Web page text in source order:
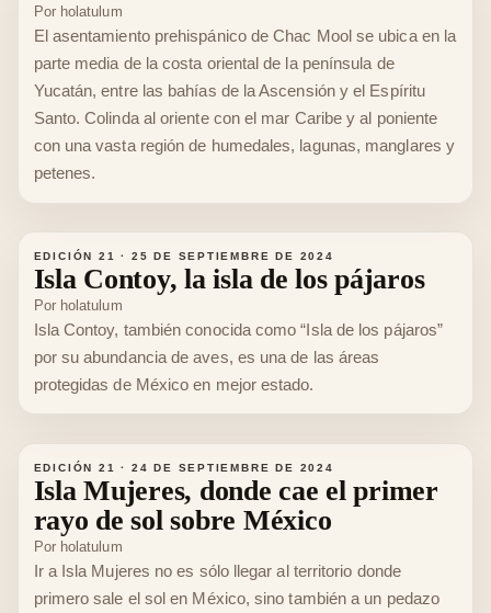
Por holatulum
El asentamiento prehispánico de Chac Mool se ubica en la
parte media de la costa oriental de la península de
Yucatán, entre las bahías de la Ascensión y el Espíritu
Santo. Colinda al oriente con el mar Caribe y al poniente
con una vasta región de humedales, lagunas, manglares y
petenes.
EDICIÓN 21 · 25 DE SEPTIEMBRE DE 2024
Isla Contoy, la isla de los pájaros
Por holatulum
Isla Contoy, también conocida como “Isla de los pájaros”
por su abundancia de aves, es una de las áreas
protegidas de México en mejor estado.
EDICIÓN 21 · 24 DE SEPTIEMBRE DE 2024
Isla Mujeres, donde cae el primer
rayo de sol sobre México
Por holatulum
Ir a Isla Mujeres no es sólo llegar al territorio donde
primero sale el sol en México, sino también a un pedazo